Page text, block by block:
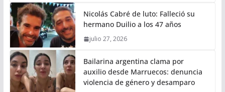
Nicolás Cabré de luto: Falleció su
hermano Duilio a los 47 años
julio 27, 2026
Bailarina argentina clama por
auxilio desde Marruecos: denuncia
violencia de género y desamparo